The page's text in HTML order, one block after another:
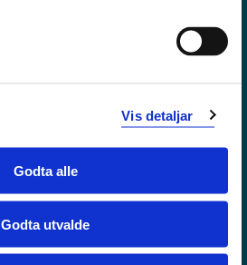
Vis detaljar
Godta alle
Godta utvalde